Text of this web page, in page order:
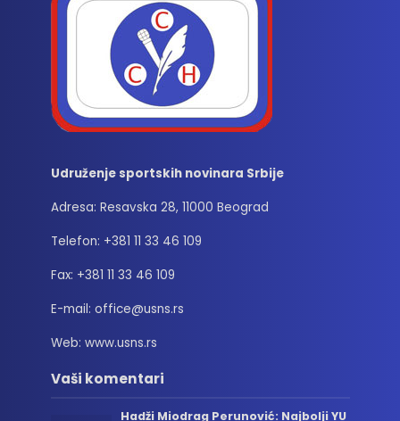
Udruženje sportskih novinara Srbije
Adresa: Resavska 28, 11000 Beograd
Telefon: +381 11 33 46 109
Fax: +381 11 33 46 109
E-mail: office@usns.rs
Web: www.usns.rs
Vaši komentari
Hadži Miodrag Perunović: Najbolji YU